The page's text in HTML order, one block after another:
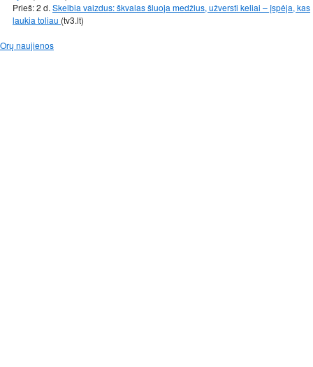
Prieš: 2 d. Skelbia vaizdus: škvalas šluoja medžius, užversti keliai – įspėja, kas
laukia toliau (tv3.lt)
Orų naujienos